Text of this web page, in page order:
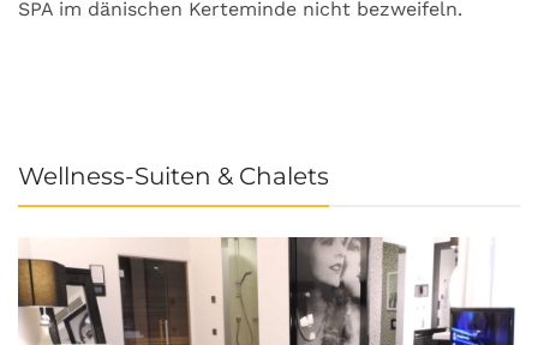
SPA im dänischen Kerteminde nicht bezweifeln.
Wellness-Suiten & Chalets